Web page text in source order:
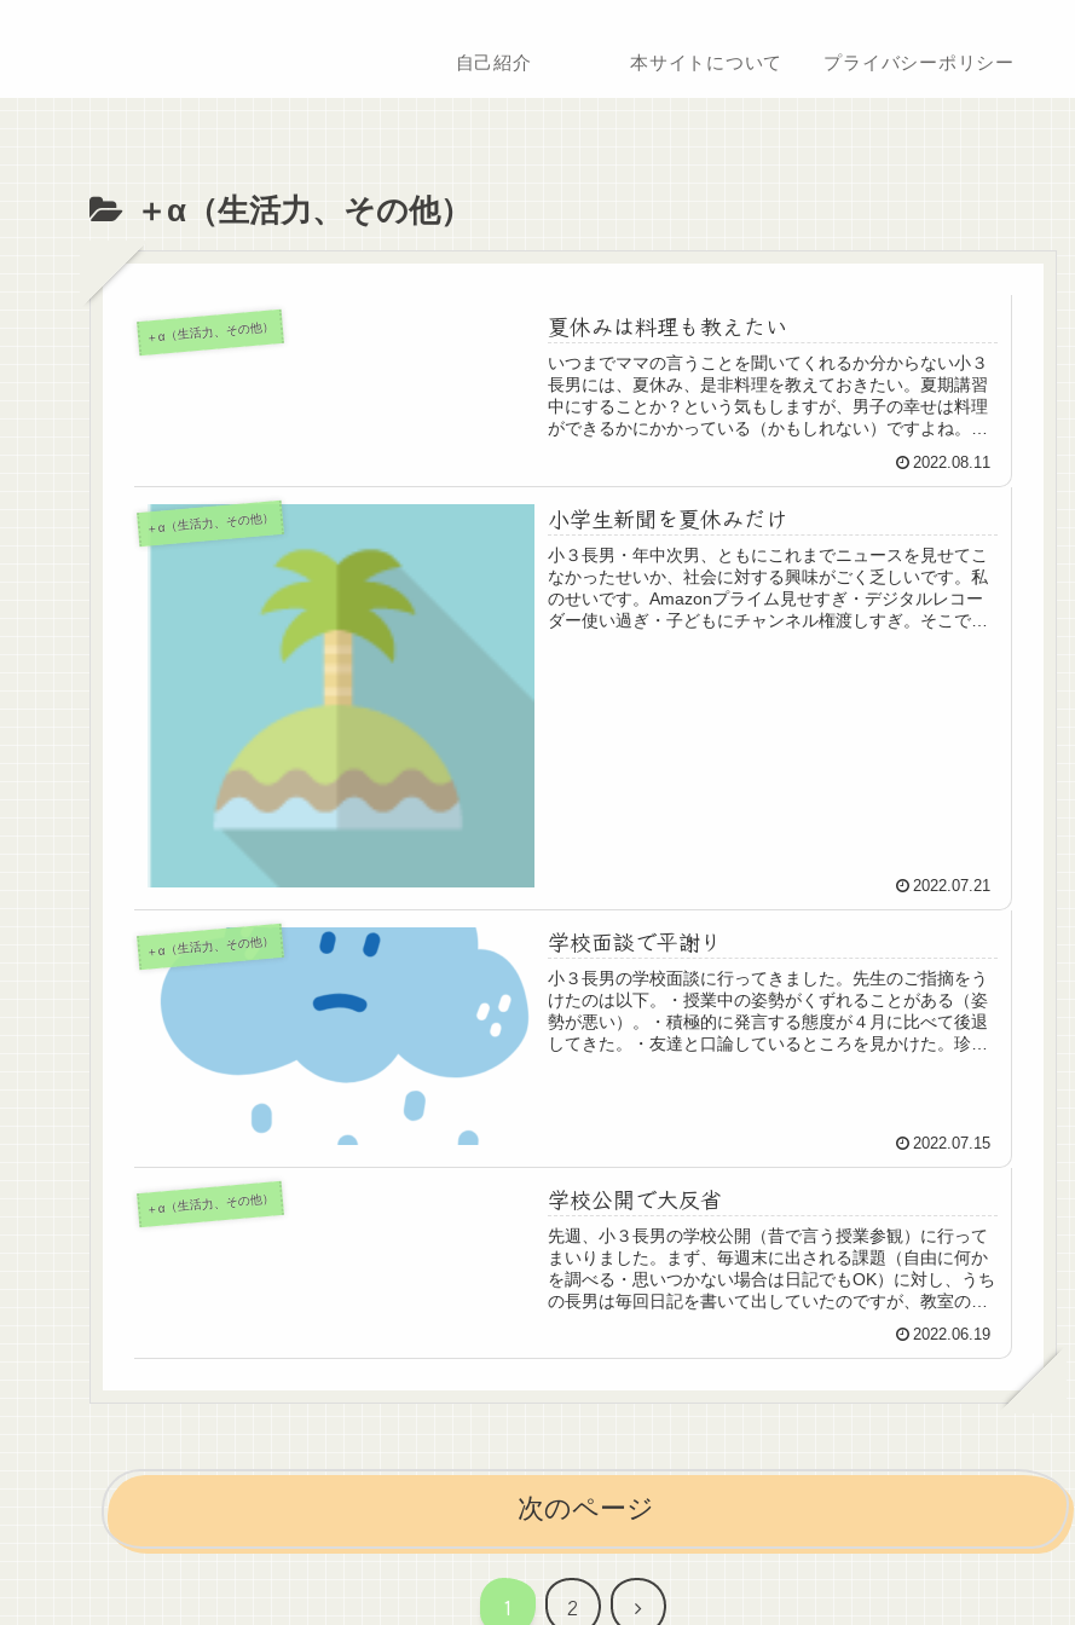
自己紹介 本サイトについて プライバシーポリシー
＋α（生活力、その他）
＋α（生活力、その他） 夏休みは料理も教えたい
いつまでママの言うことを聞いてくれるか分からない小３
長男には、夏休み、是非料理を教えておきたい。夏期講習
中にすることか？という気もしますが、男子の幸せは料理
ができるかにかかっている（かもしれない）ですよね。そ
生活力を身に着けてほしいというブログだったのです。結
局勉強のことしかできていませんが…。ということでせめ
て夏休みは週１くらいでは一緒に夕食を作りたいと思って
おります。本日のメニューはハンバーグ。素敵に出来まし
た！夏期講習は当日算数の復習を15～20分程度で終わら
せ、翌朝２科目復習で問題なし。むしろ授業中に算数の問
題を先に解いて帰ってくるようになり、復習時間が短くな
ってきています。これが小４以降できればいいんですが、
2022.08.11
＋α（生活力、その他） 小学生新聞を夏休みだけ
小３長男・年中次男、ともにこれまでニュースを見せてこ
なかったせいか、社会に対する興味がごく乏しいです。私
のせいです。Amazonプライム見せすぎ・デジタルレコー
ダー使い過ぎ・子どもにチャンネル権渡しすぎ。そこでと
2022.07.21
＋α（生活力、その他） 学校面談で平謝り
小３長男の学校面談に行ってきました。先生のご指摘をう
けたのは以下。・授業中の姿勢がくずれることがある（姿
勢が悪い）。・積極的に発言する態度が４月に比べて後退
してきた。・友達と口論しているところを見かけた。珍し
てるけど…）など内心フル回転で言い訳を考える母。確か
に最近、暑いからか、なかなか起きてこない日もありま
す。うーん、朝学習のせいかな～。でも朝やらないとやる
時間ないし。日記なども提出しているので朝学習のことは
先生にもばれていますが、自白せず、すみません連発して
帰ってきました。ううっ。とりあえず、９時に寝かせるこ
とにします。すみません。正直なところ、勉強がつまらな
いのと、朝学習で...
2022.07.15
＋α（生活力、その他） 学校公開で大反省
先週、小３長男の学校公開（昔で言う授業参観）に行って
まいりました。まず、毎週末に出される課題（自由に何か
を調べる・思いつかない場合は日記でもOK）に対し、うち
の長男は毎回日記を書いて出していたのですが、教室の後
とできている子もいるんだ…と。中学受験への取組みで手
はとても大事なことだと反省しました。あと小３でも字が
強に真摯に取り組ませないとダメですね。ホント反省。私
が小学校の頃、学校の授業はとにかく知っていることを先
生が話すのを我慢して聞く、という退屈なイメージでし
2022.06.19
次のページ
1 2 次